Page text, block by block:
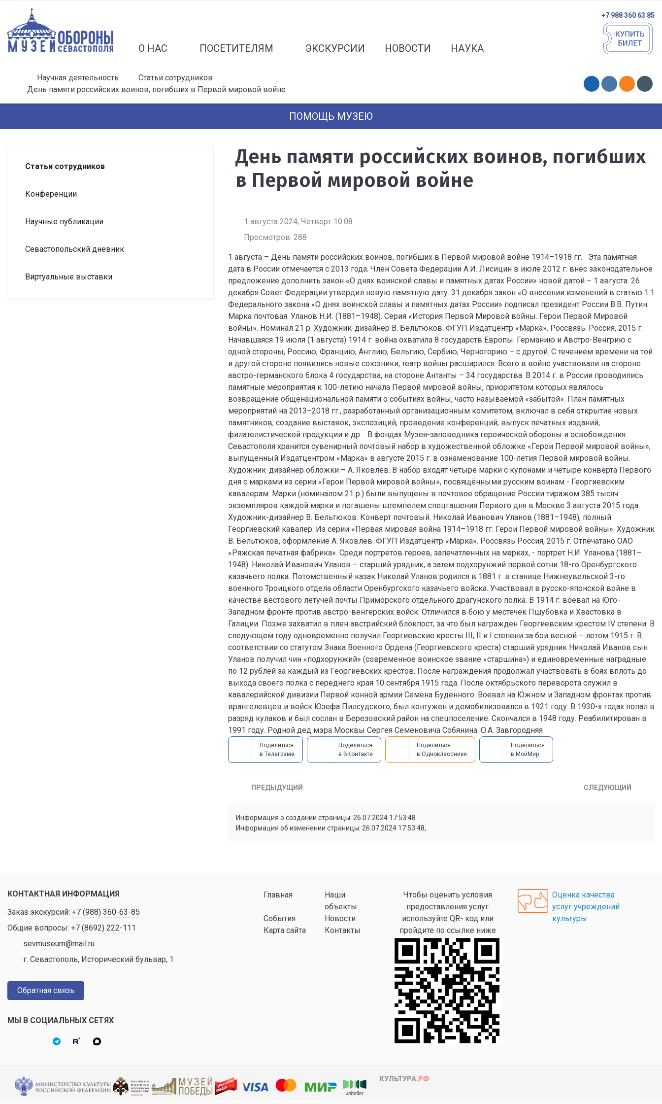
О НАС ПОСЕТИТЕЛЯМ ЭКСКУРСИИ НОВОСТИ НАУКА
+7 988 360 63 85
Научная деятельность
Статьи сотрудников
День памяти российских воинов, погибших в Первой мировой войне
ПОМОЩЬ МУЗЕЮ
Статьи сотрудников
Конференции
Научные публикации
Севастопольский дневник
Виртуальные выставки
День памяти российских воинов, погибших
в Первой мировой войне
1 августа 2024, Четверг 10:08
Просмотров: 288
1 августа – День памяти российских воинов, погибших в Первой мировой войне 1914–1918 гг. Эта памятная
дата в России отмечается с 2013 года. Член Совета Федерации А.И. Лисицин в июле 2012 г. внёс законодательное
предложение дополнить закон «О днях воинской славы и памятных датах России» новой датой – 1 августа. 26
декабря Совет Федерации утвердил новую памятную дату. 31 декабря закон «О внесении изменений в статью 1.1
Федерального закона «О днях воинской славы и памятных датах России» подписал президент России В.В. Путин.
Марка почтовая. Уланов Н.И. (1881–1948). Серия «История Первой Мировой войны. Герои Первой Мировой
войны». Номинал 21 р. Художник-дизайнер В. Бельтюков. ФГУП Издатцентр «Марка». Россвязь. Россия, 2015 г.
Начавшаяся 19 июля (1 августа) 1914 г. война охватила 8 государств Европы: Германию и Австро-Венгрию с
одной стороны, Россию, Францию, Англию, Бельгию, Сербию, Черногорию – с другой. С течением времени на той
и другой стороне появились новые союзники, театр войны расширился. Всего в войне участвовали на стороне
австро-германского блока 4 государства, на стороне Антанты – 34 государства. В 2014 г. в России проводились
памятные мероприятия к 100-летию начала Первой мировой войны, приоритетом которых являлось
возвращение общенациональной памяти о событиях войны, часто называемой «забытой». План памятных
мероприятий на 2013–2018 гг., разработанный организационным комитетом, включал в себя открытие новых
памятников, создание выставок, экспозиций, проведение конференций, выпуск печатных изданий,
филателистической продукции и др. В фондах Музея-заповедника героической обороны и освобождения
Севастополя хранится сувенирный почтовый набор в художественной обложке «Герои Первой мировой войны»,
выпущенный Издатцентром «Марка» в августе 2015 г. в ознаменование 100-летия Первой мировой войны.
Художник-дизайнер обложки – А. Яковлев. В набор входят четыре марки с купонами и четыре конверта Первого
дня с марками из серии «Герои Первой мировой войны», посвящёнными русским воинам - Георгиевским
кавалерам. Марки (номиналом 21 р.) были выпущены в почтовое обращение России тиражом 385 тысяч
экземпляров каждой марки и погашены штемпелем спецгашения Первого дня в Москве 3 августа 2015 года.
Художник-дизайнер В. Бельтюков. Конверт почтовый. Николай Иванович Уланов (1881–1948), полный
Георгиевский кавалер. Из серии «Первая мировая война 1914–1918 гг. Герои Первой мировой войны». Художник
В. Бельтюков, оформление А. Яковлев. ФГУП Издатцентр «Марка». Россвязь Россия, 2015 г. Отпечатано ОАО
«Ряжская печатная фабрика». Среди портретов героев, запечатленных на марках, - портрет Н.И. Уланова (1881–
1948). Николай Иванович Уланов – старший урядник, а затем подхорунжий первой сотни 18-го Оренбургского
казачьего полка. Потомственный казак Николай Уланов родился в 1881 г. в станице Нижнеувельской 3-го
военного Троицкого отдела области Оренбургского казачьего войска. Участвовал в русско-японской войне в
качестве вестового летучей почты Приморского отдельного драгунского полка. В 1914 г. воевал на Юго-
Западном фронте против австро-венгерских войск. Отличился в бою у местечек Пшубовка и Хвастовка в
Галиции. Позже захватил в плен австрийский блокпост, за что был награжден Георгиевским крестом IV степени. В
следующем году одновременно получил Георгиевские кресты III, II и I степени за бои весной – летом 1915 г. В
соответствии со статутом Знака Военного Ордена (Георгиевского креста) старший урядник Николай Иванов сын
Уланов получил чин «подхорунжий» (современное воинское звание «старшина») и единовременные наградные
по 12 рублей за каждый из Георгиевских крестов. После награждения продолжал участвовать в боях вплоть до
выхода своего полка с переднего края 10 сентября 1915 года. После октябрьского переворота служил в
кавалерийской дивизии Первой конной армии Семена Буденного. Воевал на Южном и Западном фронтах против
врангелевцев и войск Юзефа Пилсудского, был контужен и демобилизовался в 1921 году. В 1930-х годах попал в
разряд кулаков и был сослан в Березовский район на спецпоселение. Скончался в 1948 году. Реабилитирован в
1991 году. Родной дед мэра Москвы Сергея Семеновича Собянина. О.А. Завгородняя
Поделиться
в Телеграме
Поделиться
в ВКонтакте
Поделиться
в Одноклассники
Поделиться
в МойМир
ПРЕДЫДУЩИЙ СЛЕДУЮЩИЙ
Информация о создании страницы: 26.07.2024 17:53:48
Информация об изменении страницы: 26.07.2024 17:53:48,
КОНТАКТНАЯ ИНФОРМАЦИЯ
Заказ экскурсий: +7 (988) 360-63-85
Общие вопросы: +7 (8692) 222-111
sevmuseum@mail.ru
г. Севастополь, Исторический бульвар, 1
Обратная связь
МЫ В СОЦИАЛЬНЫХ СЕТЯХ
Главная
Наши
объекты
События
Новости
Карта сайта
Контакты
Чтобы оценить условия
предоставления услуг
используйте QR- код или
пройдите по ссылке ниже
Оценка качества
услуг учреждений
культуры